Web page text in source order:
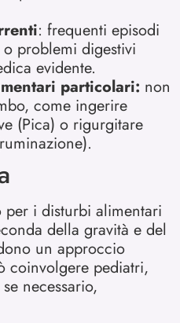
: frequenti episodi
problemi digestivi
evidente.
particolari: non
come ingerire
(Pica) o rigurgitare
per i disturbi alimentari
della gravità e del
un approccio
coinvolgere pediatri,
necessario,